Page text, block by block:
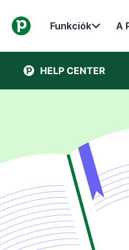
Funkciók A
HELP CENTER